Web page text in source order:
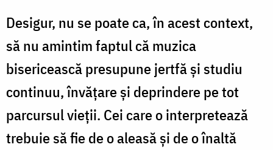
Desigur, nu se poate ca, în acest context,
să nu amintim faptul că muzica
bisericească presupune jertfă și studiu
continuu, învățare și deprindere pe tot
parcursul vieții. Cei care o interpretează
trebuie să fie de o aleasă și de o înaltă